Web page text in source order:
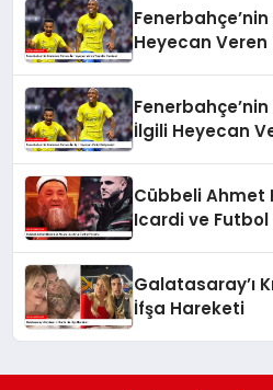
Heyecan
İlgili Heyecan
Cübbeli Ahmet
Icardi ve Futbol
Galatasaray’ı
İfşa Hareketi